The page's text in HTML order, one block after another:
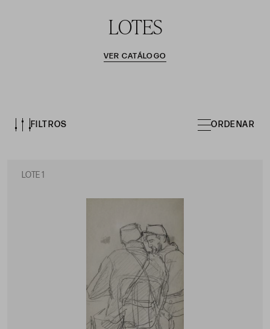
LOTES
VER CATÁLOGO
FILTROS ORDENAR
LOTE 1